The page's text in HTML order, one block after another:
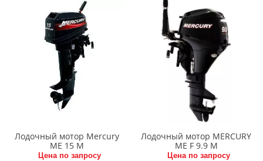
Лодочный мотор Mercury
ME 15 M
Цена по запросу
Лодочный мотор MERCURY
ME F 9.9 M
Цена по запросу